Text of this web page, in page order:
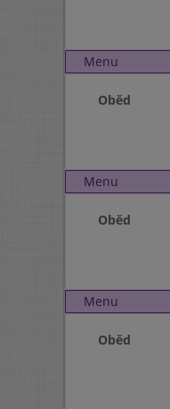
Menu
Oběd
Menu
Oběd
Menu
Oběd